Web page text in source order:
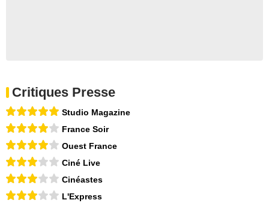
Critiques Presse
Studio Magazine
France Soir
Ouest France
Ciné Live
Cinéastes
L'Express